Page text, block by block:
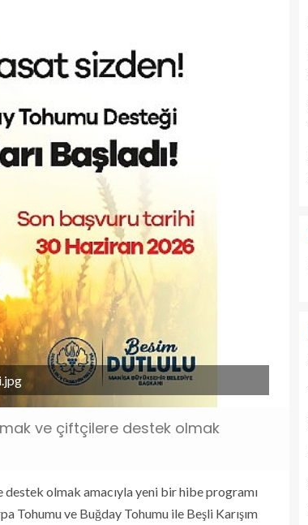
ve çiftçilere destek olmak
olmak amacıyla yeni bir hibe programı
Tohumu ve Buğday Tohumu ile Beşli Karışım